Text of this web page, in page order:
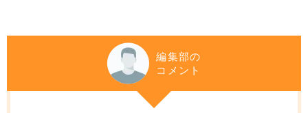
編集部の
コメント